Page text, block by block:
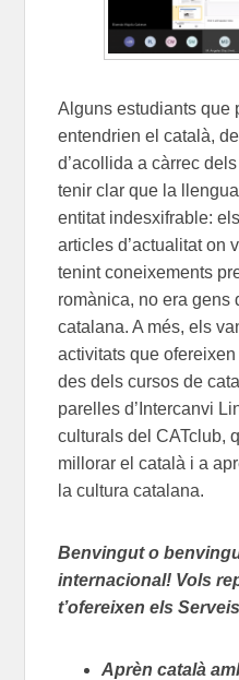
Alguns estudiants que
entendrien el català,
d’acollida a càrrec
tenir clar que la
entitat indesxifrable:
articles d’actualitat on
tenint coneixements
romànica, no era gens
catalana. A més, els
activitats que
des dels cursos de
parelles d’Intercanvi
culturals del CATclub,
millorar el català i a
la cultura catalana.
Benvingut o
internacional! Vols
t’ofereixen els
Aprèn català